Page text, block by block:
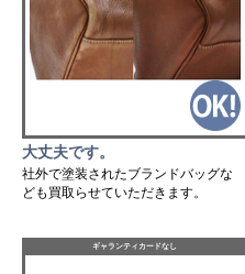
大丈夫です。
社外で塗装されたブランドバッグな
ども買取らせていただきます。
ギャランティカードなし